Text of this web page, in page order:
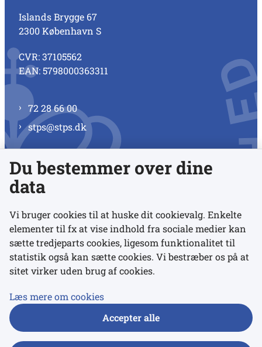
Islands Brygge 67
2300 København S
CVR: 37105562
EAN: 5798000363311
72 28 66 00
stps@stps.dk
Se alle kontaktnumre
Links
Udgivelser
Du bestemmer over dine
data
Vi bruger cookies til at huske dit cookievalg. Enkelte
elementer til fx at vise indhold fra sociale medier kan
sætte tredjeparts cookies, ligesom funktionalitet til
statistik også kan sætte cookies. Vi bestræber os på at
sitet virker uden brug af cookies.
Læs mere om cookies
Accepter alle